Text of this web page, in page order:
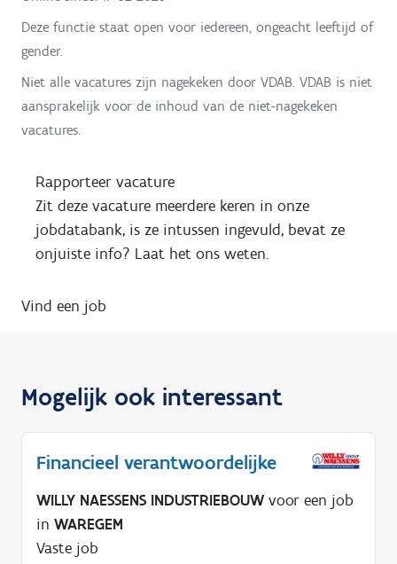
Deze functie staat open voor iedereen, ongeacht leeftijd of
gender.
Niet alle vacatures zijn nagekeken door VDAB. VDAB is niet
aansprakelijk voor de inhoud van de niet-nagekeken
vacatures.
Rapporteer vacature
Zit deze vacature meerdere keren in onze
jobdatabank, is ze intussen ingevuld, bevat ze
onjuiste info? Laat het ons weten.
Vind een job
Mogelijk ook interessant
Financieel verantwoordelijke
WILLY NAESSENS INDUSTRIEBOUW voor een job
in WAREGEM
Vaste job